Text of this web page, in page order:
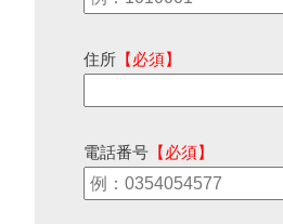
住所 【必須】
電話番号 【必須】